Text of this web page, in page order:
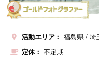
活動エリア： 福島県 埼
定休： 不定期